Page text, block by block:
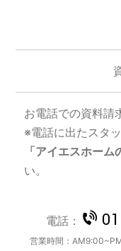
お電話での資料請
※電話に出たスタ
「アイエスホーム
い。
電話：
営業時間：